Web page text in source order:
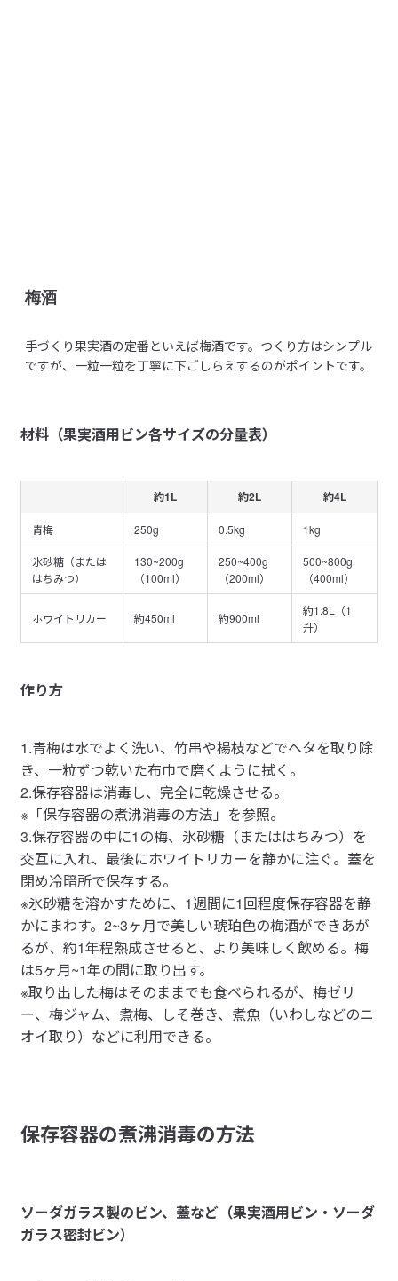
梅酒
手づくり果実酒の定番といえば梅酒です。つくり方はシンプル
ですが、一粒一粒を丁寧に下ごしらえするのがポイントです。
材料（果実酒用ビン各サイズの分量表）
約1L 約2L 約4L
青梅 250g 0.5kg 1kg
氷砂糖（または
はちみつ）
130~200g
（100ml）
250~400g
（200ml）
500~800g
（400ml）
ホワイトリカー 約450ml 約900ml
約1.8L（1
升）
作り方
1.青梅は水でよく洗い、竹串や楊枝などでヘタを取り除
き、一粒ずつ乾いた布巾で磨くように拭く。
2.保存容器は消毒し、完全に乾燥させる。
※「保存容器の煮沸消毒の方法」を参照。
3.保存容器の中に1の梅、氷砂糖（またははちみつ）を
交互に入れ、最後にホワイトリカーを静かに注ぐ。蓋を
閉め冷暗所で保存する。
※氷砂糖を溶かすために、1週間に1回程度保存容器を静
かにまわす。2~3ヶ月で美しい琥珀色の梅酒ができあが
るが、約1年程熟成させると、より美味しく飲める。梅
は5ヶ月~1年の間に取り出す。
※取り出した梅はそのままでも食べられるが、梅ゼリ
ー、梅ジャム、煮梅、しそ巻き、煮魚（いわしなどのニ
オイ取り）などに利用できる。
保存容器の煮沸消毒の方法
ソーダガラス製のビン、蓋など（果実酒用ビン・ソーダ
ガラス密封ビン）